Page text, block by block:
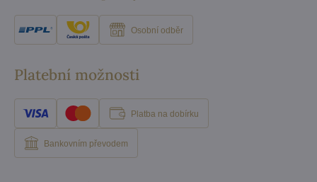
Osobní odběr
Platební možnosti
Platba na dobírku
Bankovním převodem